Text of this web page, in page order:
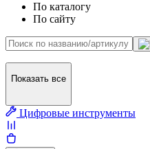
По каталогу
По сайту
Показать все
Цифровые инструменты